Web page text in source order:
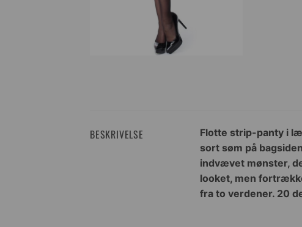
BESKRIVELSE
Flotte strip-panty i
sort søm på
indvævet mønster,
looket, men
fra to verdener. 20